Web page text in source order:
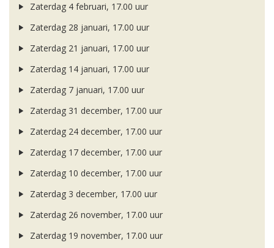
Zaterdag 4 februari, 17.00 uur
Zaterdag 28 januari, 17.00 uur
Zaterdag 21 januari, 17.00 uur
Zaterdag 14 januari, 17.00 uur
Zaterdag 7 januari, 17.00 uur
Zaterdag 31 december, 17.00 uur
Zaterdag 24 december, 17.00 uur
Zaterdag 17 december, 17.00 uur
Zaterdag 10 december, 17.00 uur
Zaterdag 3 december, 17.00 uur
Zaterdag 26 november, 17.00 uur
Zaterdag 19 november, 17.00 uur